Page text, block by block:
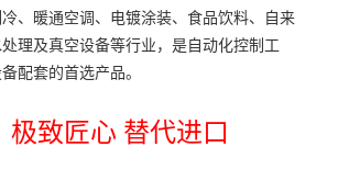
、暖通空调、电镀涂装、食品饮料、自来
理及真空设备等行业，是自动化控制工
配套的首选产品。
极致匠心 替代进口